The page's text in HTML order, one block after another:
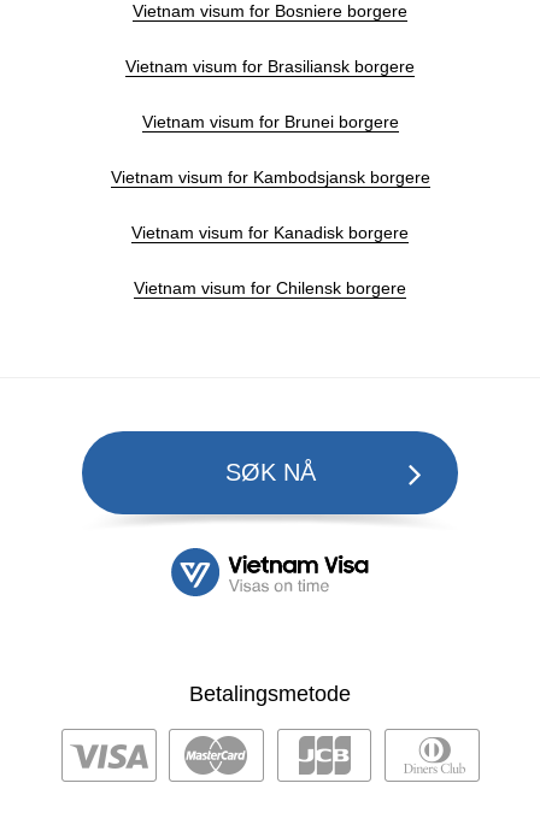
Vietnam visum for Bosniere borgere
Vietnam visum for Brasiliansk borgere
Vietnam visum for Brunei borgere
Vietnam visum for Kambodsjansk borgere
Vietnam visum for Kanadisk borgere
Vietnam visum for Chilensk borgere
SØK NÅ
Betalingsmetode